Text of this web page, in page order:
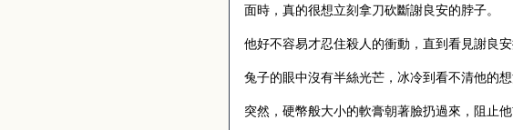
面時，真的很想立刻拿刀砍斷謝良安的脖子。
他好不容易才忍住殺人的衝動，直到看見謝良
兔子的眼中沒有半絲光芒，冰冷到看不清他的
突然，硬幣般大小的軟膏朝著臉扔過來，阻止他